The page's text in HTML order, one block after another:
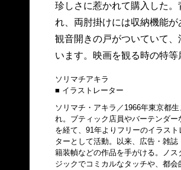
珍しさに惹かれて購入した。
れ、両肘掛けには収納機能
観音開きの戸がついていて
います。映画を観る時の特等
ソリマチアキラ
■ イラストレーター
ソリマチ・アキラ／1966年東京都生
れ。ブティック店員やバーテンダー
を経て、91年よりフリーのイラスト
ターとして活動。以来、広告・雑誌
籍装幀などの作品を手がける。ノス
ジックでコミカルなタッチや、都会